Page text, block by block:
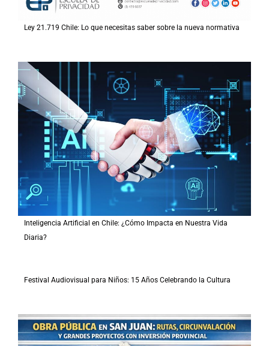
Ley 21.719 Chile: Lo que necesitas saber sobre la nueva normativa
Inteligencia Artificial en Chile: ¿Cómo Impacta en Nuestra Vida
Diaria?
Festival Audiovisual para Niños: 15 Años Celebrando la Cultura